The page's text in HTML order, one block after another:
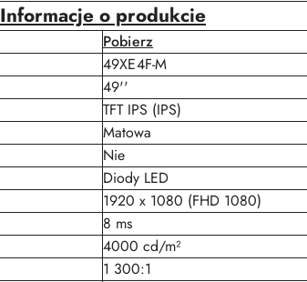
Informacje o produkcie
Pobierz
49XE4F-M
49''
TFT IPS (IPS)
Matowa
Nie
Diody LED
1920 x 1080 (FHD 1080)
8 ms
4000 cd/m²
1 300:1